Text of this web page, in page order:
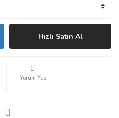
Hızlı Satın Al
Yorum Yaz